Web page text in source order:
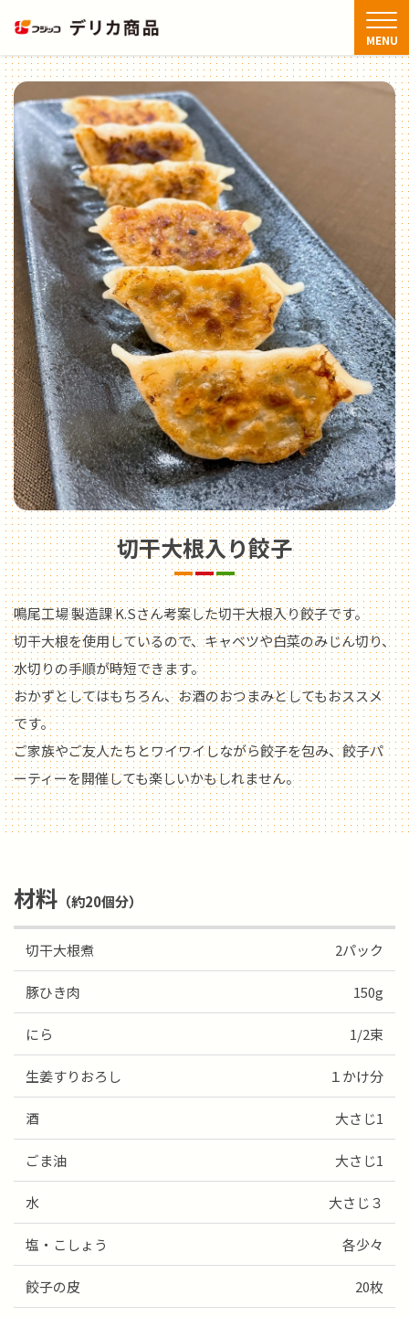
MENU
商品情報
アレンジレシピ
FAQ
お知らせ・新着情報
お問い合わせ
閉じる
TOP アレンジレシピ 切干大根入り餃子
切干大根入り餃子
鳴尾工場 製造課 K.Sさん考案した切干大根入り餃子です。
切干大根を使用しているので、キャベツや白菜のみじん切り、
水切りの手順が時短できます。
おかずとしてはもちろん、お酒のおつまみとしてもおススメ
です。
ご家族やご友人たちとワイワイしながら餃子を包み、餃子パ
ーティーを開催しても楽しいかもしれません。
材料 （約20個分）
切干大根煮 2パック
豚ひき肉 150g
にら 1/2束
生姜すりおろし １かけ分
酒 大さじ1
ごま油 大さじ1
水 大さじ３
塩・こしょう 各少々
餃子の皮 20枚